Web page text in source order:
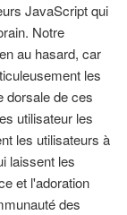
JavaScript qui
Notre
au hasard, car
les
dorsale de ces
utilisateur les
les utilisateurs à
laissent les
et l'adoration
des